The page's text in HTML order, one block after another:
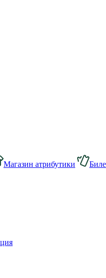
Магазин атрибутики